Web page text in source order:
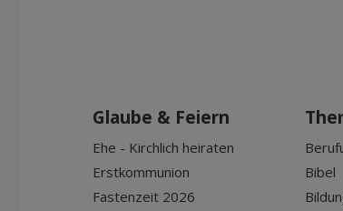
Glaube & Feiern
Ehe - Kirchlich heiraten
Erstkommunion
Fastenzeit 2026
Bibel